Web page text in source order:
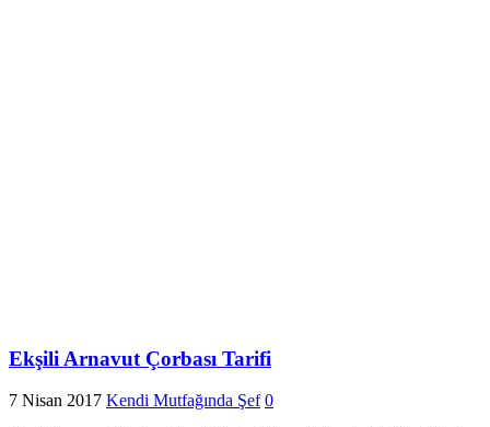
Ekşili Arnavut Çorbası Tarifi
7 Nisan 2017 Kendi Mutfağında Şef 0